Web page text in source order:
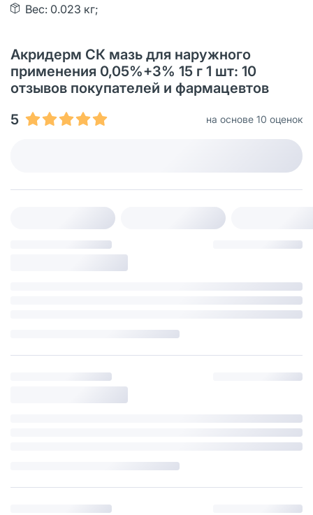
Вес: 0.023 кг;
Акридерм СК мазь для наружного
применения 0,05%+3% 15 г 1 шт: 10
отзывов покупателей и фармацевтов
5
на основе 10 оценок